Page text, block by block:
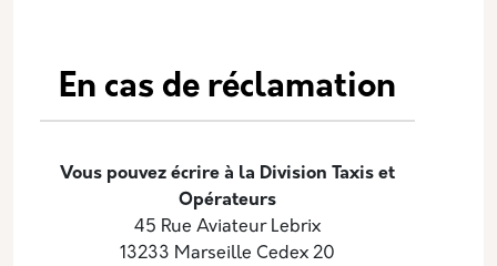
En cas de réclamation
Vous pouvez écrire à la Division Taxis et
Opérateurs
45 Rue Aviateur Lebrix
13233 Marseille Cedex 20